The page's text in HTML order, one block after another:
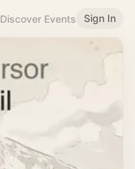
Discover Events Sign In